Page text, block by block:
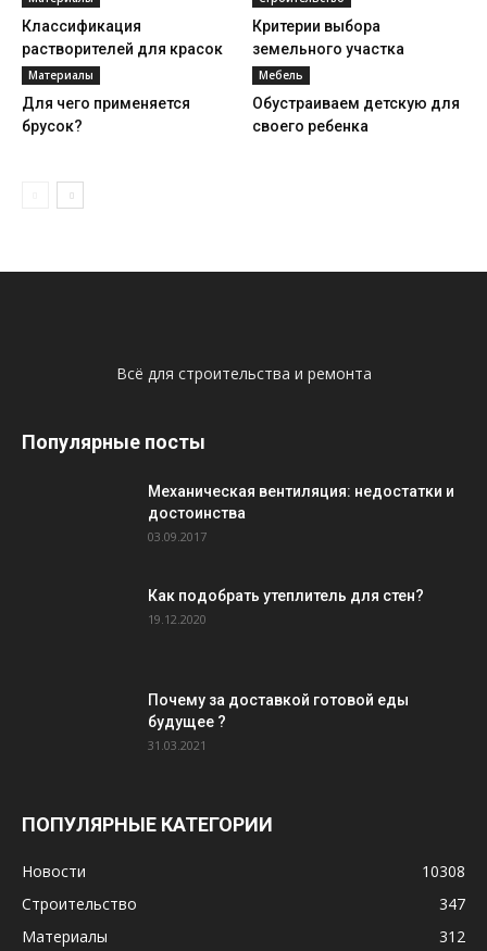
Классификация
растворителей для красок
Критерии выбора
земельного участка
Материалы
Для чего применяется
брусок?
Мебель
Обустраиваем детскую для
своего ребенка
Всё для строительства и ремонта
Популярные посты
Механическая вентиляция: недостатки и
достоинства
03.09.2017
Как подобрать утеплитель для стен?
19.12.2020
Почему за доставкой готовой еды
будущее ?
31.03.2021
ПОПУЛЯРНЫЕ КАТЕГОРИИ
Новости
10308
Строительство
347
Материалы
312